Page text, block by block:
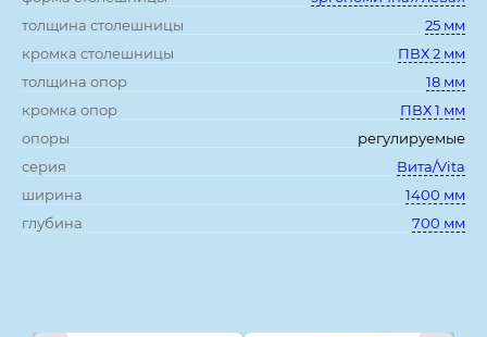
толщина столешницы
25 мм
кромка столешницы
ПВХ 2 мм
толщина опор
18 мм
кромка опор
ПВХ 1 мм
опоры
регулируемые
серия
Вита/Vita
ширина
1400 мм
глубина
700 мм